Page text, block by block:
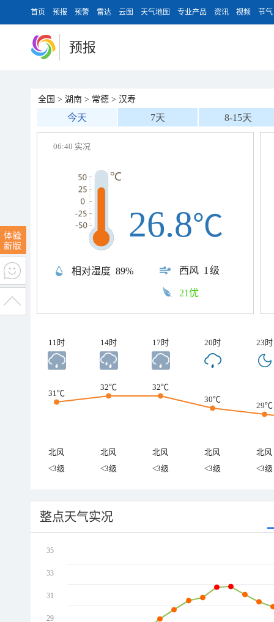
首页 预报 预警 雷达 云图 天气地图 专业产品 资讯 视频 节气
预报
全国 > 湖南 > 常德 > 汉寿
今天 7天 8-15天
06:40 实况
相对湿度 89% 西风 1级
26.8℃
21优
11时 14时 17时 20时 23时
31℃
32℃
32℃
30℃
29℃
北风 北风 北风 北风
北风
<3级
<3级 <3级 <3级 <3级
整点天气实况
35
33
31
29